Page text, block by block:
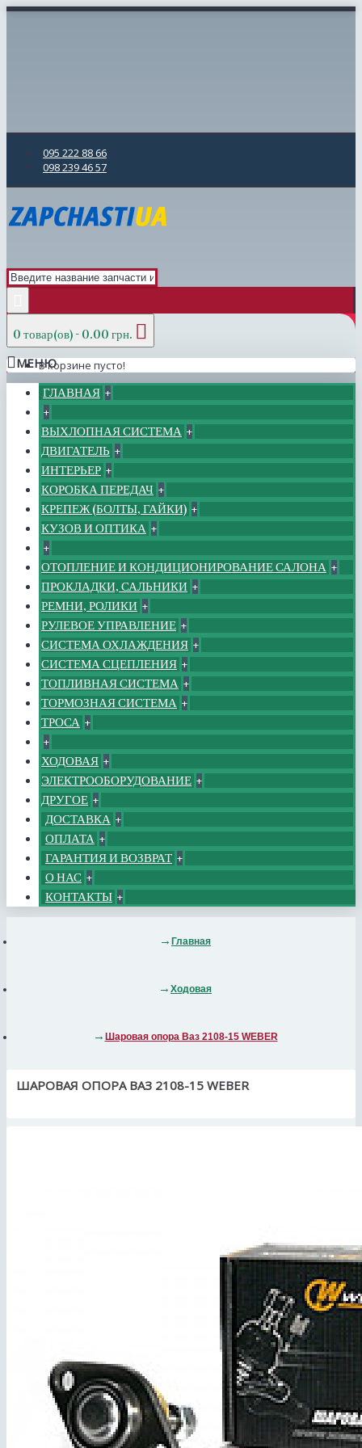
095 222 88 66
098 239 46 57
0 товар(ов) - 0.00 грн.
В корзине пусто!
МЕНЮ
ГЛАВНАЯ +
+
ВЫХЛОПНАЯ СИСТЕМА +
ДВИГАТЕЛЬ +
ИНТЕРЬЕР +
КОРОБКА ПЕРЕДАЧ +
КРЕПЕЖ (БОЛТЫ, ГАЙКИ) +
КУЗОВ И ОПТИКА +
+
ОТОПЛЕНИЕ И КОНДИЦИОНИРОВАНИЕ САЛОНА +
ПРОКЛАДКИ, САЛЬНИКИ +
РЕМНИ, РОЛИКИ +
РУЛЕВОЕ УПРАВЛЕНИЕ +
СИСТЕМА ОХЛАЖДЕНИЯ +
СИСТЕМА СЦЕПЛЕНИЯ +
ТОПЛИВНАЯ СИСТЕМА +
ТОРМОЗНАЯ СИСТЕМА +
ТРОСА +
+
ХОДОВАЯ +
ЭЛЕКТРООБОРУДОВАНИЕ +
ДРУГОЕ +
ДОСТАВКА +
ОПЛАТА +
ГАРАНТИЯ И ВОЗВРАТ +
О НАС +
КОНТАКТЫ +
Главная
Ходовая
Шаровая опора Ваз 2108-15 WEBER
ШАРОВАЯ ОПОРА ВАЗ 2108-15 WEBER